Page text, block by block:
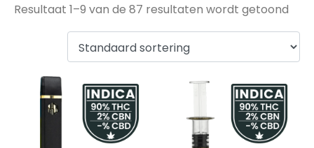
Resultaat 1–9 van de 87 resultaten wordt getoond